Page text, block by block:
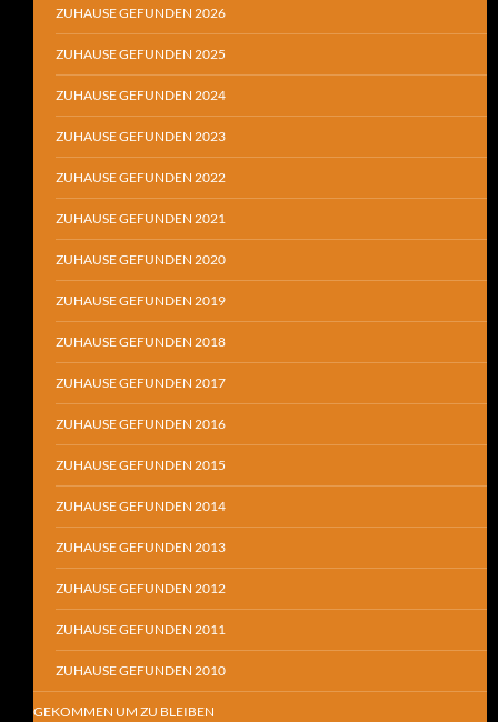
ZUHAUSE GEFUNDEN 2026
ZUHAUSE GEFUNDEN 2025
ZUHAUSE GEFUNDEN 2024
ZUHAUSE GEFUNDEN 2023
ZUHAUSE GEFUNDEN 2022
ZUHAUSE GEFUNDEN 2021
ZUHAUSE GEFUNDEN 2020
ZUHAUSE GEFUNDEN 2019
ZUHAUSE GEFUNDEN 2018
ZUHAUSE GEFUNDEN 2017
ZUHAUSE GEFUNDEN 2016
ZUHAUSE GEFUNDEN 2015
ZUHAUSE GEFUNDEN 2014
ZUHAUSE GEFUNDEN 2013
ZUHAUSE GEFUNDEN 2012
ZUHAUSE GEFUNDEN 2011
ZUHAUSE GEFUNDEN 2010
GEKOMMEN UM ZU BLEIBEN